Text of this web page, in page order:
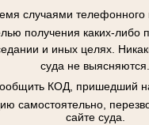
случаями
получения каких-либо
и иных целях.
суда не выясняются.
КОД, пришедший
самостоятельно,
сайте суда.